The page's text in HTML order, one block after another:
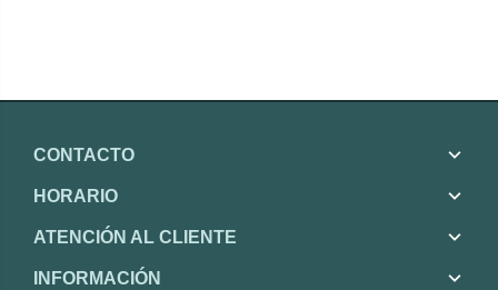
CONTACTO
HORARIO
ATENCIÓN AL CLIENTE
INFORMACIÓN